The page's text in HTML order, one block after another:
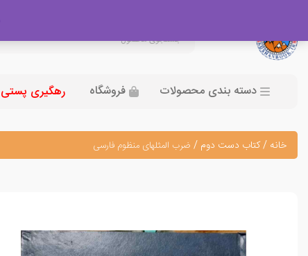
دسته بندی محصولات فروشگاه رهگیری پستی
خانه /کتاب دست دوم / ضرب المثلهای منظوم فارسی